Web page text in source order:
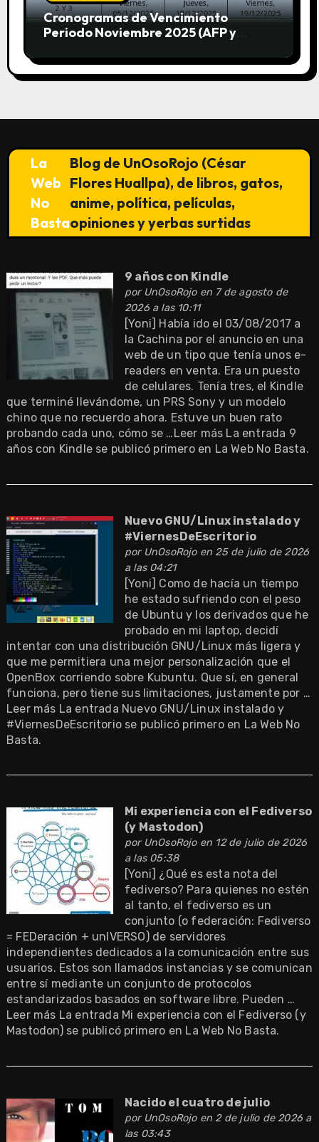
Cronogramas de Vencimiento
Periodo Noviembre 2025 (AFP y
La
Web
No
Basta
Blog de UnOsoRojo (César
Flores Huallpa), de libros, gatos,
anime, política, películas,
opiniones y yerbas surtidas
9 años con Kindle
por UnOsoRojoen 7 de agosto de
2026 a las 10:11
[Yoni] Había ido el 03/08/2017 a
la Cachina por el anuncio en una
web de un tipo que tenía unos e-
readers en venta. Era un puesto
de celulares. Tenía tres, el Kindle
que terminé llevándome, un PRS Sony y un modelo
chino que no recuerdo ahora. Estuve un buen rato
probando cada uno, cómo se …Leer más La entrada 9
años con Kindle se publicó primero en La Web No Basta.
Nuevo GNU/Linux instalado y
#ViernesDeEscritorio
por UnOsoRojoen 25 de julio de 2026
a las 04:21
[Yoni] Como de hacía un tiempo
he estado sufriendo con el peso
de Ubuntu y los derivados que he
probado en mi laptop, decidí
intentar con una distribución GNU/Linux más ligera y
que me permitiera una mejor personalización que el
OpenBox corriendo sobre Kubuntu. Que sí, en general
funciona, pero tiene sus limitaciones, justamente por …
Leer más La entrada Nuevo GNU/Linux instalado y
#ViernesDeEscritorio se publicó primero en La Web No
Basta.
Mi experiencia con el Fediverso
(y Mastodon)
por UnOsoRojoen 12 de julio de 2026
a las 05:38
[Yoni] ¿Qué es esta nota del
fediverso? Para quienes no estén
al tanto, el fediverso es un
conjunto (o federación: Fediverso
= FEDeración + unIVERSO) de servidores
independientes dedicados a la comunicación entre sus
usuarios. Estos son llamados instancias y se comunican
entre sí mediante un conjunto de protocolos
estandarizados basados en software libre. Pueden …
Leer más La entrada Mi experiencia con el Fediverso (y
Mastodon) se publicó primero en La Web No Basta.
Nacido el cuatro de julio
por UnOsoRojoen 2 de julio de 2026 a
las 03:43